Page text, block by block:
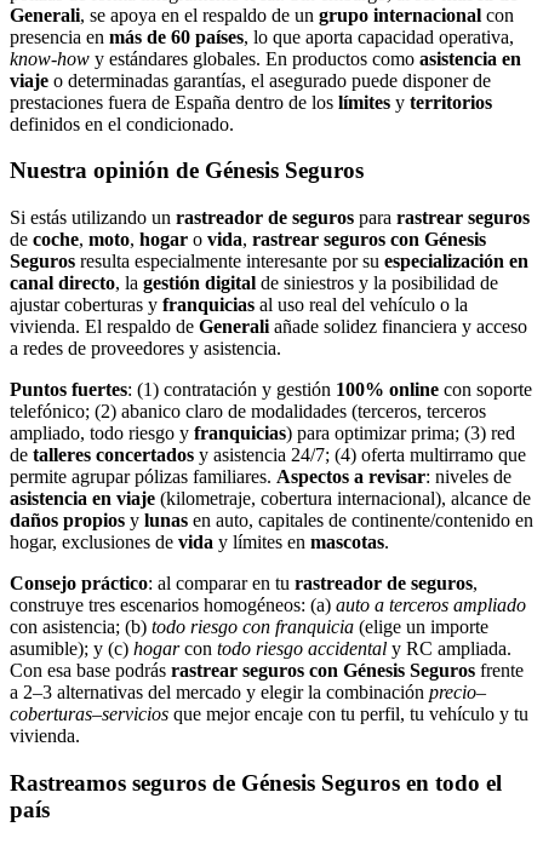
Generali, se apoya en el respaldo de un grupo internacional con
presencia en más de 60 países, lo que aporta capacidad operativa,
know‑how y estándares globales. En productos como asistencia en
viaje o determinadas garantías, el asegurado puede disponer de
prestaciones fuera de España dentro de los límites y territorios
definidos en el condicionado.
Nuestra opinión de Génesis Seguros
Si estás utilizando un rastreador de seguros para rastrear seguros
de coche, moto, hogar o vida, rastrear seguros con Génesis
Seguros resulta especialmente interesante por su especialización en
canal directo, la gestión digital de siniestros y la posibilidad de
ajustar coberturas y franquicias al uso real del vehículo o la
vivienda. El respaldo de Generali añade solidez financiera y acceso
a redes de proveedores y asistencia.
Puntos fuertes: (1) contratación y gestión 100% online con soporte
telefónico; (2) abanico claro de modalidades (terceros, terceros
ampliado, todo riesgo y franquicias) para optimizar prima; (3) red
de talleres concertados y asistencia 24/7; (4) oferta multirramo que
permite agrupar pólizas familiares. Aspectos a revisar: niveles de
asistencia en viaje (kilometraje, cobertura internacional), alcance de
daños propios y lunas en auto, capitales de continente/contenido en
hogar, exclusiones de vida y límites en mascotas.
Consejo práctico: al comparar en tu rastreador de seguros,
construye tres escenarios homogéneos: (a) auto a terceros ampliado
con asistencia; (b) todo riesgo con franquicia (elige un importe
asumible); y (c) hogarcon todo riesgo accidental y RC ampliada.
Con esa base podrás rastrear seguros con Génesis Seguros frente
a 2–3 alternativas del mercado y elegir la combinación precio–
coberturas–servicios que mejor encaje con tu perfil, tu vehículo y tu
vivienda.
Rastreamos seguros de Génesis Seguros en todo el
país